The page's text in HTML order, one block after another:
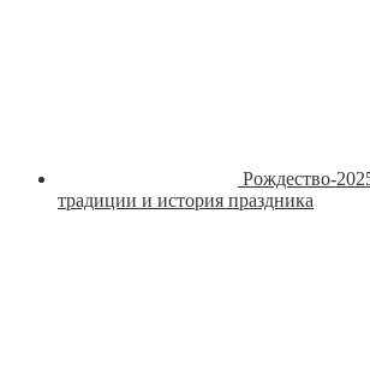
Рождество-
традиции и история праздника